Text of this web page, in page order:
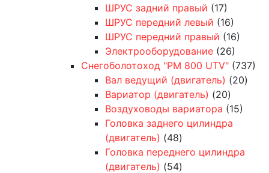
ШРУС задний правый (17)
ШРУС передний левый (16)
ШРУС передний правый (16)
Электрооборудование (26)
Снегоболотоход "РМ 800 UTV" (737)
Вал ведущий (двигатель) (20)
Вариатор (двигатель) (20)
Воздуховоды вариатора (15)
Головка заднего цилиндра
(двигатель) (48)
Головка переднего цилиндра
(двигатель) (54)